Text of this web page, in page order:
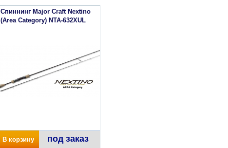
Спиннинг Major Craft Nextino
(Area Category) NTA-632XUL
В корзину под заказ